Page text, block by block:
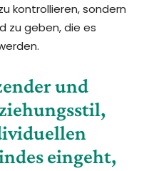
kontrollieren, sondern
zu geben, die es
und
eingeht,